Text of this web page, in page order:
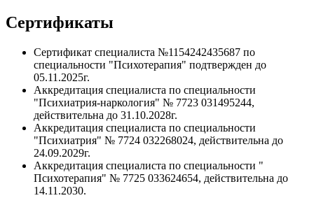
Сертификаты
Сертификат специалиста №1154242435687 по
специальности "Психотерапия" подтвержден до
05.11.2025г.
Аккредитация специалиста по специальности
"Психиатрия-наркология" № 7723 031495244,
действительна до 31.10.2028г.
Аккредитация специалиста по специальности
"Психиатрия" № 7724 032268024, действительна до
24.09.2029г.
Аккредитация специалиста по специальности "
Психотерапия" № 7725 033624654, действительна до
14.11.2030.